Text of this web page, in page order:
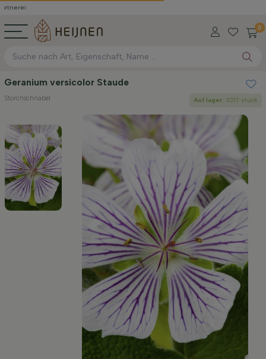
0
Geranium versicolor Staude
Storchschnabel Auf lager: 3217 stück